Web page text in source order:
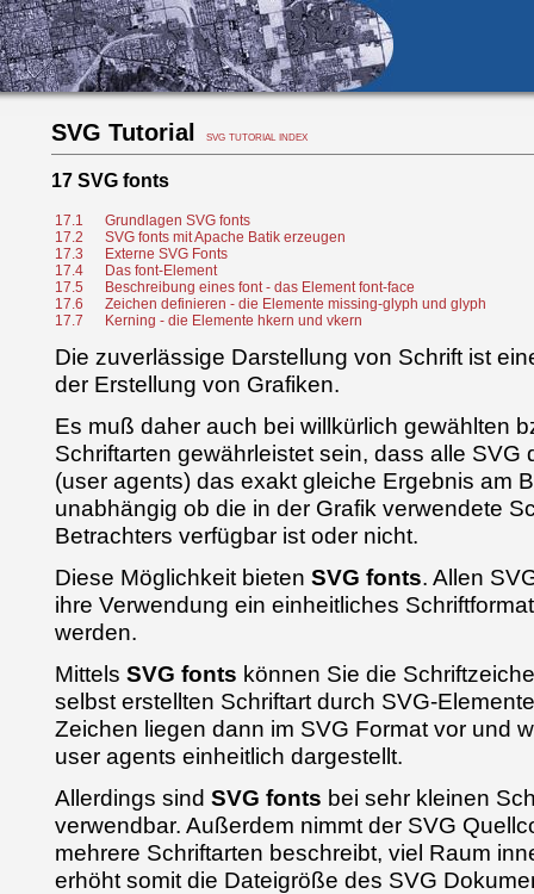
SVG Tutorial svg tutorial index
17 SVG fonts
17.1
Grundlagen SVG fonts
17.2
SVG fonts mit Apache Batik erzeugen
17.3
Externe SVG Fonts
17.4
Das font-Element
17.5
Beschreibung eines font - das Element font-face
17.6
Zeichen definieren - die Elemente missing-glyph und glyph
17.7
Kerning - die Elemente hkern und vkern
Die zuverlässige Darstellung von Schrift ist
der Erstellung von Grafiken.
Es muß daher auch bei willkürlich gewählten
Schriftarten gewährleistet sein, dass alle SVG
(user agents) das exakt gleiche Ergebnis am
unabhängig ob die in der Grafik verwendete
Betrachters verfügbar ist oder nicht.
Diese Möglichkeit bieten SVG fonts. Allen
ihre Verwendung ein einheitliches
werden.
Mittels SVG fonts können Sie die
selbst erstellten Schriftart durch SVG-
Zeichen liegen dann im SVG Format vor und
user agents einheitlich dargestellt.
Allerdings sind SVG fonts bei sehr kleinen
verwendbar. Außerdem nimmt der SVG
mehrere Schriftarten beschreibt, viel Raum
erhöht somit die Dateigröße des SVG